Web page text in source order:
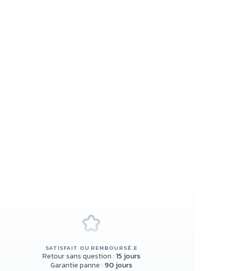
SATISFAIT OU REMBOURSÉ.E
Retour sans question :15 jours
Garantie panne : 90 jours